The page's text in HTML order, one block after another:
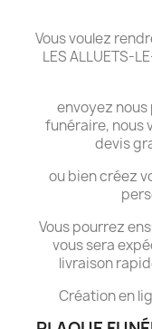
Vous voulez
LES ALLUETS-
envoyez
funéraire, nous
devis
ou bien créez
Vous pourrez
vous sera
livraison
Création en